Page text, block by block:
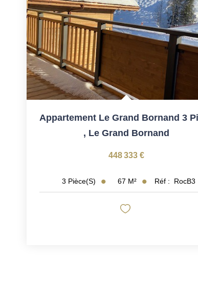
, Le Grand Bornand
448 333 €
3 Pièce(s) 67 M² Réf : RocB3